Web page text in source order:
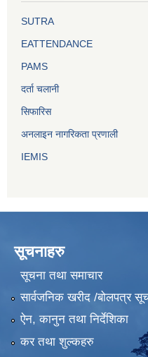
SUTRA
EATTENDANCE
PAMS
दर्ता चलानी
सिफारिस
अनलाइन नागरिकता प्रणाली
IEMIS
सूचनाहरु
सूचना तथा समाचार
सार्वजनिक खरीद /बोलपत्र
ऐन, कानुन तथा निर्देशिका
कर तथा शुल्कहरु